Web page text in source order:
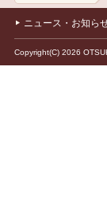
ニュース・お知ら
Copyright(C) 2026